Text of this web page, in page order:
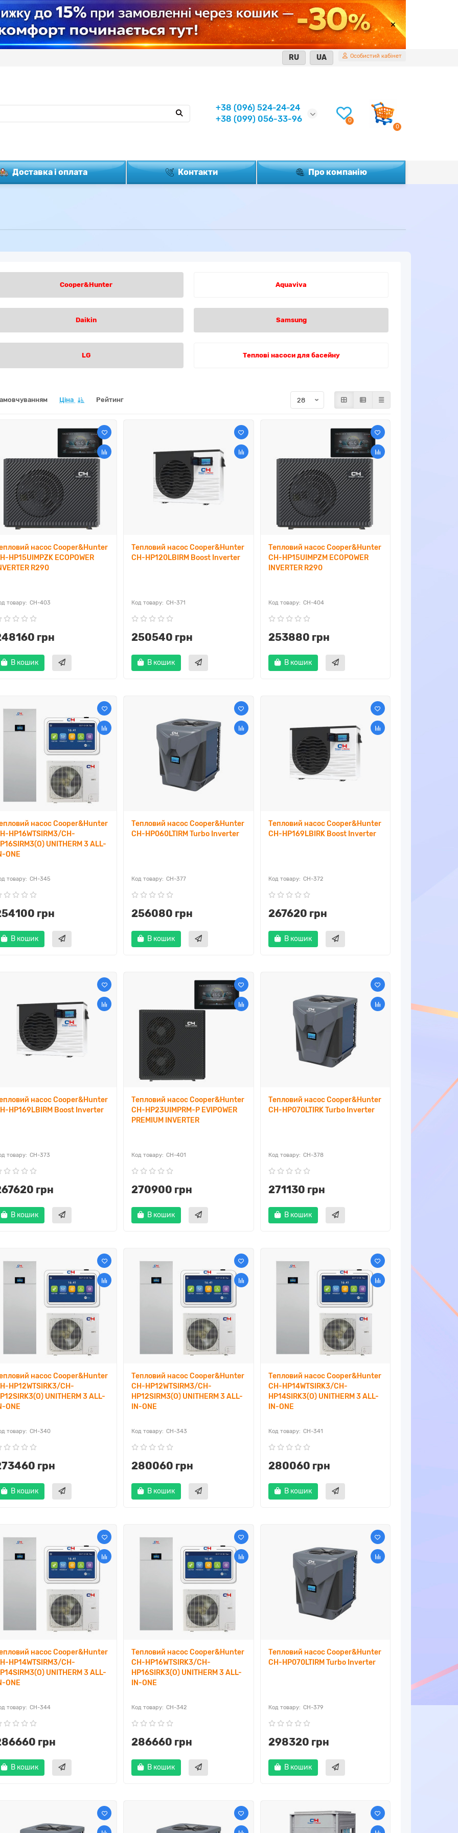
RU UA Особистий кабінет
+38 (096) 524-24-24
+38 (099) 056-33-96
0
0
Доставка і оплата Контакти Про компанію
Cooper&Hunter Aquaviva
Daikin Samsung
LG Теплові насоси для басейну
Ціна Рейтинг
насос Cooper&Hunter
HP15UIMPZK ECOPOWER
R290
CH-403
грн
В кошик
Тепловий насос Cooper&Hunter
CH-HP120LBIRM Boost Inverter
CH-371
250540 грн
В кошик
Тепловий насос Cooper&Hunter
CH-HP15UIMPZM ECOPOWER
INVERTER R290
CH-404
253880 грн
В кошик
насос Cooper&Hunter
HP16WTSIRM3/CH-
UNITHERM 3 ALL-
ONE
CH-345
грн
В кошик
Тепловий насос Cooper&Hunter
CH-HP060LTIRM Turbo Inverter
CH-377
256080 грн
В кошик
Тепловий насос Cooper&Hunter
CH-HP169LBIRK Boost Inverter
CH-372
267620 грн
В кошик
насос Cooper&Hunter
HP169LBIRM Boost Inverter
CH-373
грн
В кошик
Тепловий насос Cooper&Hunter
CH-HP23UIMPRM-P EVIPOWER
PREMIUM INVERTER
CH-401
270900 грн
В кошик
Тепловий насос Cooper&Hunter
CH-HP070LTIRK Turbo Inverter
CH-378
271130 грн
В кошик
насос Cooper&Hunter
HP12WTSIRK3/CH-
UNITHERM 3 ALL-
ONE
CH-340
грн
В кошик
Тепловий насос Cooper&Hunter
CH-HP12WTSIRM3/CH-
HP12SIRM3(O) UNITHERM 3 ALL-
IN-ONE
CH-343
280060 грн
В кошик
Тепловий насос Cooper&Hunter
CH-HP14WTSIRK3/CH-
HP14SIRK3(O) UNITHERM 3 ALL-
IN-ONE
CH-341
280060 грн
В кошик
насос Cooper&Hunter
HP14WTSIRM3/CH-
UNITHERM 3 ALL-
ONE
CH-344
грн
В кошик
Тепловий насос Cooper&Hunter
CH-HP16WTSIRK3/CH-
HP16SIRK3(O) UNITHERM 3 ALL-
IN-ONE
CH-342
286660 грн
В кошик
Тепловий насос Cooper&Hunter
CH-HP070LTIRM Turbo Inverter
CH-379
298320 грн
В кошик